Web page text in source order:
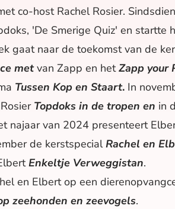
co-host Rachel Rosier.
'De Smerige Quiz' en startte
gaat naar de toekomst van de
met van Zapp en hetZapp your
Tussen Kop en Staart. In
Topdoks in de tropen en in
najaar van 2024 presenteert
de kerstspecialRachel en
Enkeltje Verweggistan.
en Elbert op een
zeehonden en zeevogels.